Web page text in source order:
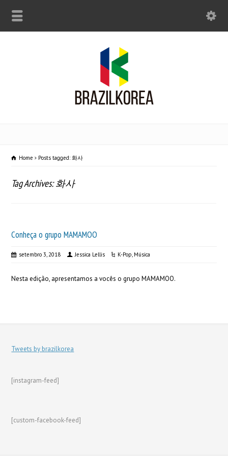
Home Posts tagged: 화사
Tag Archives: 화사
Conheça o grupo MAMAMOO
setembro 3, 2018 Jessica Lellis K-Pop, Música
Nesta edição, apresentamos a vocês o grupo MAMAMOO.
Tweets by brazilkorea
[instagram-feed]
[custom-facebook-feed]